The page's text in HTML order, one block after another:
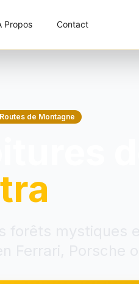
Propos Contact
de Montagne